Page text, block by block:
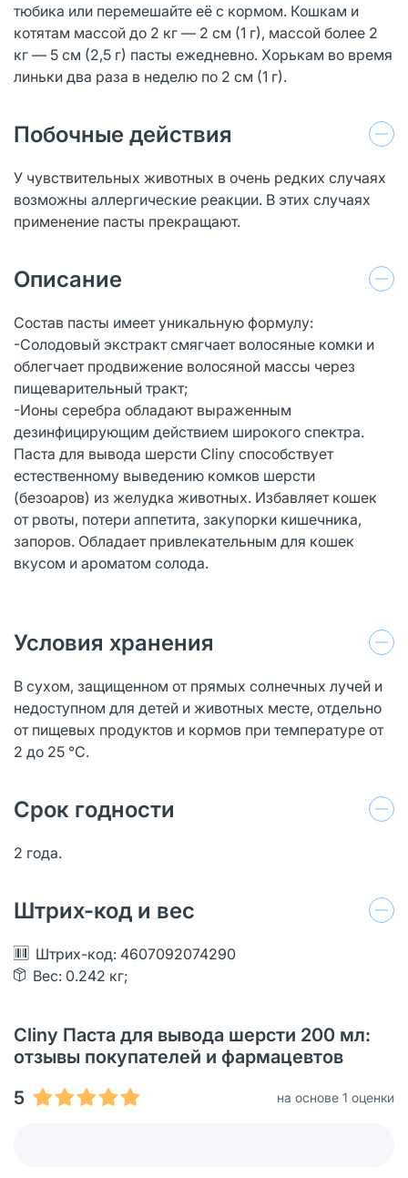
тюбика или перемешайте её с кормом. Кошкам и
котятам массой до 2 кг — 2 см (1 г), массой более 2
кг — 5 см (2,5 г) пасты ежедневно. Хорькам во время
линьки два раза в неделю по 2 см (1 г).
Побочные действия
У чувствительных животных в очень редких случаях
возможны аллергические реакции. В этих случаях
применение пасты прекращают.
Описание
Состав пасты имеет уникальную формулу:
-Солодовый экстракт смягчает волосяные комки и
облегчает продвижение волосяной массы через
пищеварительный тракт;
-Ионы серебра обладают выраженным
дезинфицирующим действием широкого спектра.
Паста для вывода шерсти Cliny способствует
естественному выведению комков шерсти
(безоаров) из желудка животных. Избавляет кошек
от рвоты, потери аппетита, закупорки кишечника,
запоров. Обладает привлекательным для кошек
вкусом и ароматом солода.
Условия хранения
В сухом, защищенном от прямых солнечных лучей и
недоступном для детей и животных месте, отдельно
от пищевых продуктов и кормов при температуре от
2 до 25 °C.
Срок годности
2 года.
Штрих-код и вес
Штрих-код: 4607092074290
Вес: 0.242 кг;
Cliny Паста для вывода шерсти 200 мл:
отзывы покупателей и фармацевтов
5
на основе 1 оценки